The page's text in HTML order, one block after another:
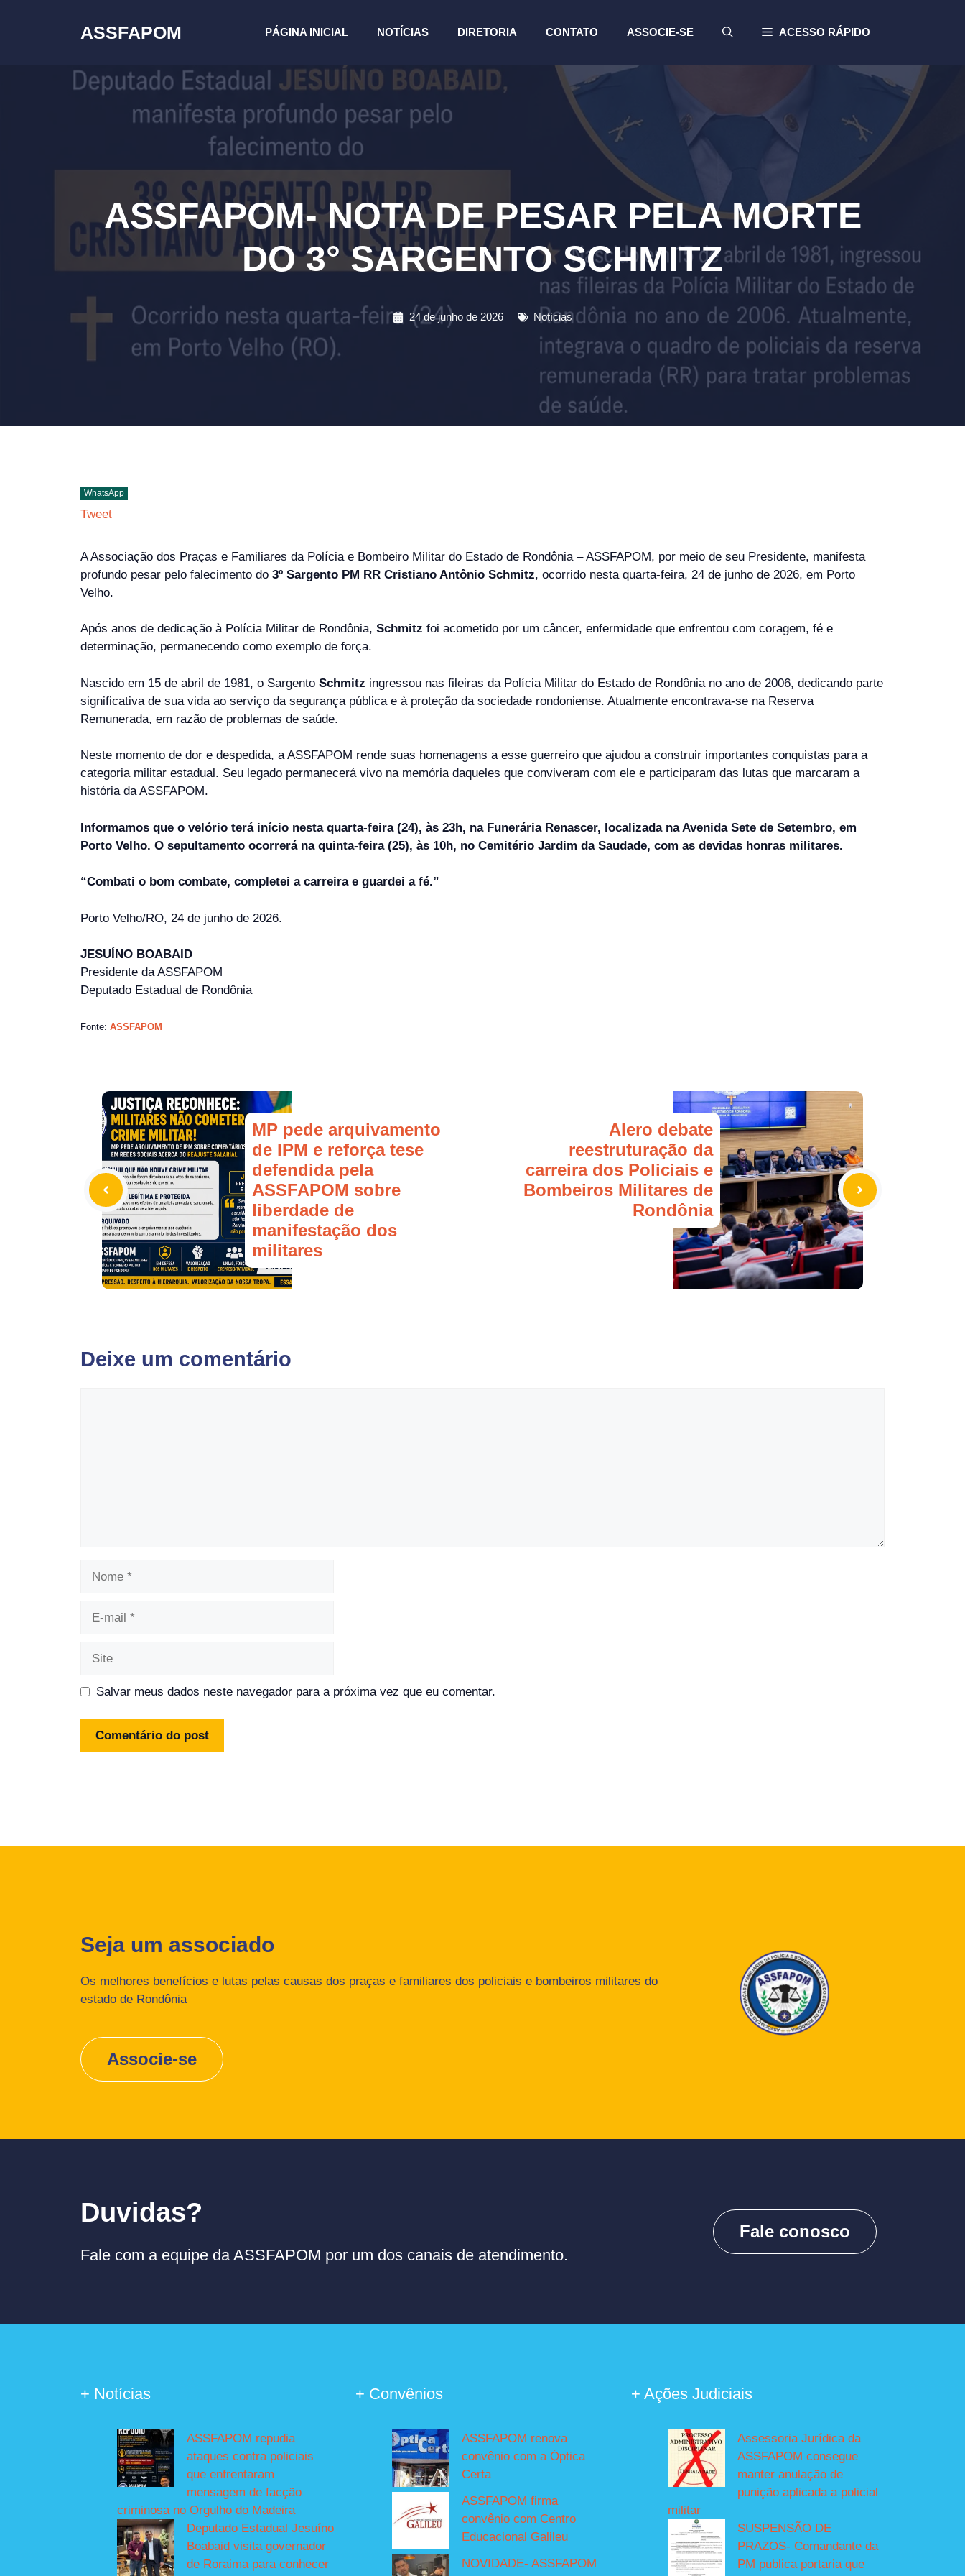
ASSFAPOM PÁGINA INICIAL NOTÍCIAS DIRETORIA CONTATO ASSOCIE-SE ACESSO RÁPIDO
ASSFAPOM- NOTA DE PESAR PELA MORTE
DO 3° SARGENTO SCHMITZ
24 de junho de 2026 Notícias
WhatsApp
Tweet
A Associação dos Praças e Familiares da Polícia e Bombeiro Militar do Estado de Rondônia – ASSFAPOM, por meio de seu Presidente, manifesta
profundo pesar pelo falecimento do 3º Sargento PM RR Cristiano Antônio Schmitz, ocorrido nesta quarta-feira, 24 de junho de 2026, em Porto
Velho.
Após anos de dedicação à Polícia Militar de Rondônia, Schmitz foi acometido por um câncer, enfermidade que enfrentou com coragem, fé e
determinação, permanecendo como exemplo de força.
Nascido em 15 de abril de 1981, o Sargento Schmitz ingressou nas fileiras da Polícia Militar do Estado de Rondônia no ano de 2006, dedicando parte
significativa de sua vida ao serviço da segurança pública e à proteção da sociedade rondoniense. Atualmente encontrava-se na Reserva
Remunerada, em razão de problemas de saúde.
Neste momento de dor e despedida, a ASSFAPOM rende suas homenagens a esse guerreiro que ajudou a construir importantes conquistas para a
categoria militar estadual. Seu legado permanecerá vivo na memória daqueles que conviveram com ele e participaram das lutas que marcaram a
história da ASSFAPOM.
Informamos que o velório terá início nesta quarta-feira (24), às 23h, na Funerária Renascer, localizada na Avenida Sete de Setembro, em
Porto Velho. O sepultamento ocorrerá na quinta-feira (25), às 10h, no Cemitério Jardim da Saudade, com as devidas honras militares.
“Combati o bom combate, completei a carreira e guardei a fé.”
Porto Velho/RO, 24 de junho de 2026.
JESUÍNO BOABAID
Presidente da ASSFAPOM
Deputado Estadual de Rondônia
Fonte: ASSFAPOM
MP pede arquivamento
de IPM e reforça tese
defendida pela
ASSFAPOM sobre
liberdade de
manifestação dos
militares
Alero debate
reestruturação da
carreira dos Policiais e
Bombeiros Militares de
Rondônia
Deixe um comentário
Salvar meus dados neste navegador para a próxima vez que eu comentar.
Seja um associado
Os melhores benefícios e lutas pelas causas dos praças e familiares dos policiais e bombeiros militares do
estado de Rondônia
Associe-se
Duvidas?
Fale com a equipe da ASSFAPOM por um dos canais de atendimento.
Fale conosco
+ Notícias
ASSFAPOM repudia
ataques contra policiais
que enfrentaram
mensagem de facção
criminosa no Orgulho do Madeira
Deputado Estadual Jesuíno
Boabaid visita governador
de Roraima para conhecer
+ Convênios
ASSFAPOM renova
convênio com a Óptica
Certa
ASSFAPOM firma
convênio com Centro
Educacional Galileu
NOVIDADE- ASSFAPOM
+ Ações Judiciais
Assessoria Jurídica da
ASSFAPOM consegue
manter anulação de
punição aplicada a policial
militar
SUSPENSÃO DE
PRAZOS- Comandante da
PM publica portaria que